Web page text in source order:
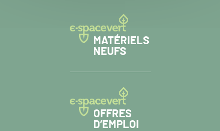
MATÉRIELS
NEUFS
OFFRES
D’EMPLOI